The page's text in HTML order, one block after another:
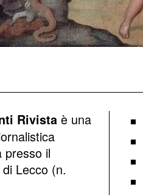
Rivista è una
presso il
Lecco (n.